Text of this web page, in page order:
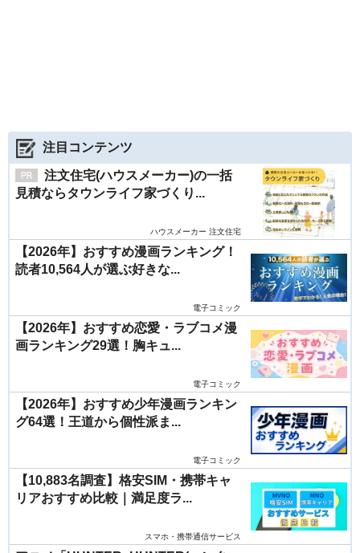
注目コンテンツ
注文住宅(ハウスメーカー)の一括
見積ならタウンライフ家づくり...
ハウスメーカー 注文住宅
【2026年】おすすめ漫画ランキング！
読者10,564人が選ぶ好きな...
電子コミック
【2026年】おすすめ恋愛・ラブコメ漫
画ランキング29選！胸キュ...
電子コミック
【2026年】おすすめ少年漫画ランキン
グ64選！王道から個性派ま...
電子コミック
【10,883名調査】格安SIM・携帯キャ
リアおすすめ比較｜満足度ラ...
スマホ・携帯通信サービス